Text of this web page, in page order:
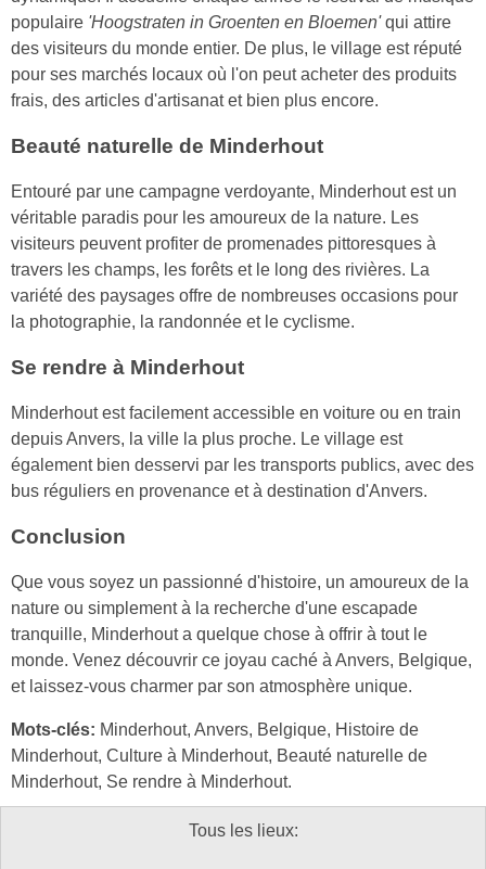
populaire 'Hoogstraten in Groenten en Bloemen'qui attire
des visiteurs du monde entier. De plus, le village est réputé
pour ses marchés locaux où l'on peut acheter des produits
frais, des articles d'artisanat et bien plus encore.
Beauté naturelle de Minderhout
Entouré par une campagne verdoyante, Minderhout est un
véritable paradis pour les amoureux de la nature. Les
visiteurs peuvent profiter de promenades pittoresques à
travers les champs, les forêts et le long des rivières. La
variété des paysages offre de nombreuses occasions pour
la photographie, la randonnée et le cyclisme.
Se rendre à Minderhout
Minderhout est facilement accessible en voiture ou en train
depuis Anvers, la ville la plus proche. Le village est
également bien desservi par les transports publics, avec des
bus réguliers en provenance et à destination d'Anvers.
Conclusion
Que vous soyez un passionné d'histoire, un amoureux de la
nature ou simplement à la recherche d'une escapade
tranquille, Minderhout a quelque chose à offrir à tout le
monde. Venez découvrir ce joyau caché à Anvers, Belgique,
et laissez-vous charmer par son atmosphère unique.
Mots-clés: Minderhout, Anvers, Belgique, Histoire de
Minderhout, Culture à Minderhout, Beauté naturelle de
Minderhout, Se rendre à Minderhout.
Tous les lieux: